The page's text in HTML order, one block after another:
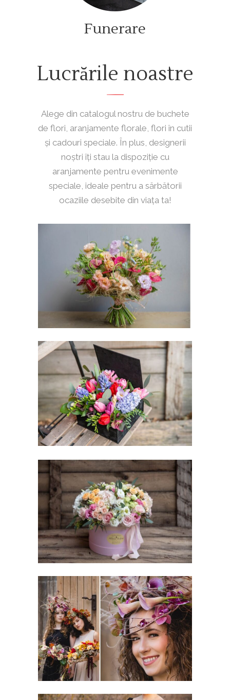
Funerare
Lucrările noastre
Alege din catalogul nostru de buchete
de flori, aranjamente florale, flori în cutii
și cadouri speciale. În plus, designerii
noștri îți stau la dispoziție cu
aranjamente pentru evenimente
speciale, ideale pentru a sărbătorii
ocaziile desebite din viața ta!